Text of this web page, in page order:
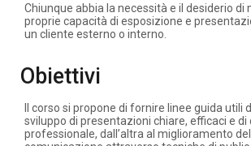
Chiunque abbia la necessità e il desiderio di
proprie capacità di esposizione e
un cliente esterno o interno.
Obiettivi
Il corso si propone di fornire linee guida utili
sviluppo di presentazioni chiare, efficaci e
professionale, dall’altra al miglioramento